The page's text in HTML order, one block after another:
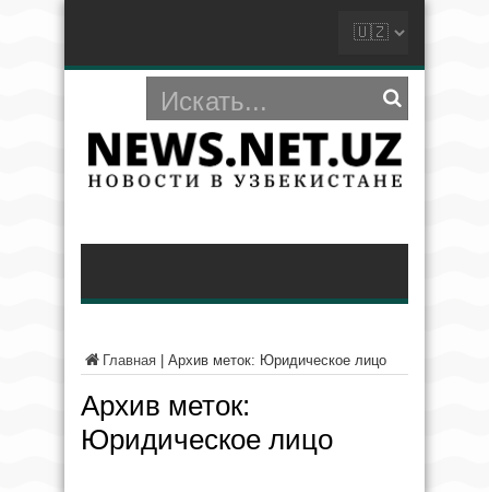
Главная Архив меток: Юридическое лицо
Архив меток:
Юридическое лицо